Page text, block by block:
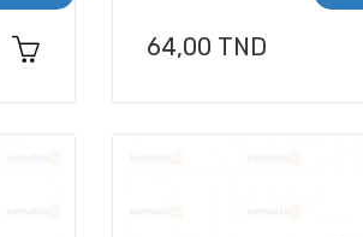
Prix
64,00 TND